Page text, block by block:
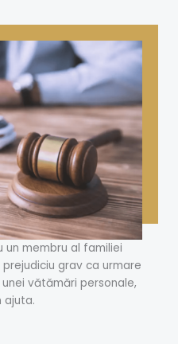
un membru al familiei
grav ca urmare
vătămări personale,
ajuta.